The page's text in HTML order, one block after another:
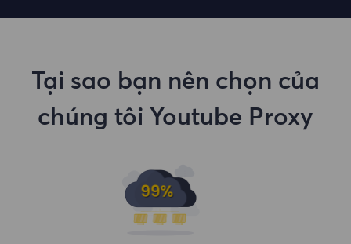
Tại sao bạn nên chọn của
chúng tôi Youtube Proxy